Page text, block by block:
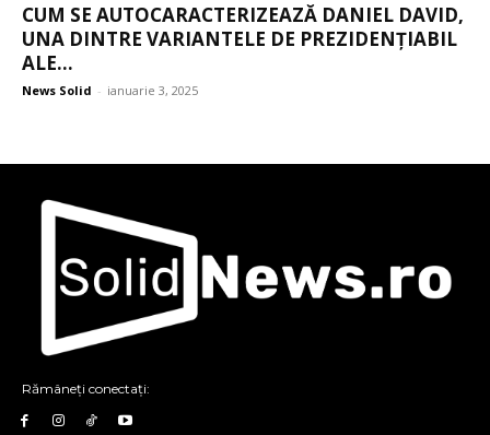
CUM SE AUTOCARACTERIZEAZĂ DANIEL DAVID,
UNA DINTRE VARIANTELE DE PREZIDENȚIABIL
ALE...
News Solid - ianuarie 3, 2025
Rămâneți conectați: